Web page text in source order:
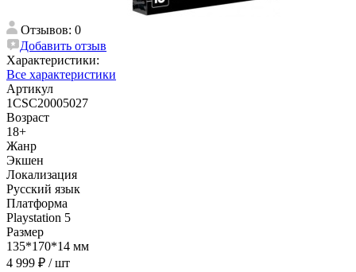
Отзывов: 0
Добавить отзыв
Характеристики:
Все характеристики
Артикул
1CSC20005027
Возраст
18+
Жанр
Экшен
Локализация
Русский язык
Платформа
Playstation 5
Размер
135*170*14 мм
4 999 ₽ / шт